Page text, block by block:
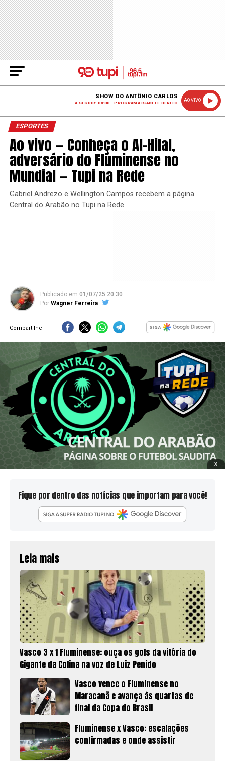
SHOW DO ANTÔNIO CARLOS
A SEGUIR: 08:00 - PROGRAMA ISABELE BENITO
AO VIVO
ESPORTES
Ao vivo — Conheça o Al-Hilal,
adversário do Fluminense no
Mundial — Tupi na Rede
Gabriel Andrezo e Wellington Campos recebem a página
Central do Arabão no Tupi na Rede
Publicado em 01/07/25 20:30
Por Wagner Ferreira
Compartilhe
x
Fique por dentro das notícias que importam para você!
Leia mais
Vasco 3 x 1 Fluminense: ouça os gols da vitória do
Gigante da Colina na voz de Luiz Penido
Vasco vence o Fluminense no
Maracanã e avança às quartas de
final da Copa do Brasil
Fluminense x Vasco: escalações
confirmadas e onde assistir